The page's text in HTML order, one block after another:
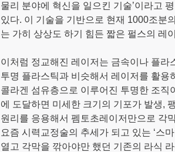
물리 분야에 혁신을 일으킨 기술’이라고
있다. 이 기술을 기반으로 현재 1000조분
는 가히 상상도 하기 힘든 짧은 펄스의 레
이처럼 정교해진 레이저는 금속이나 플라
투명 플라스틱과 비슷해서 레이저를 활
콜라겐 섬유층으로 이루어진 투명한 조직
에 도달하면 미세한 크기의 기포가 발생,
원리를 응용해서 펨토초레이저만으로 각
요즘 시력교정술의 추세가 되고 있는 ‘스
열고 각막을 깎아야만 했던 기존의 라식